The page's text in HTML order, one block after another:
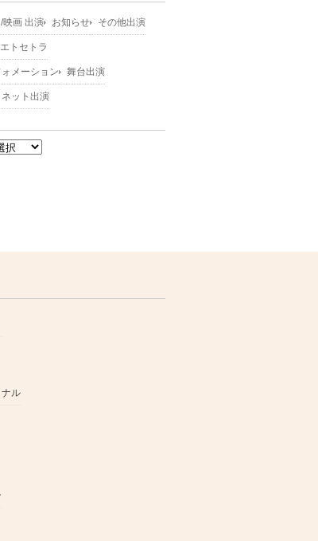
映画 出演 お知らせ その他出演
エトセトラ
メーション 舞台出演
ット出演
ル